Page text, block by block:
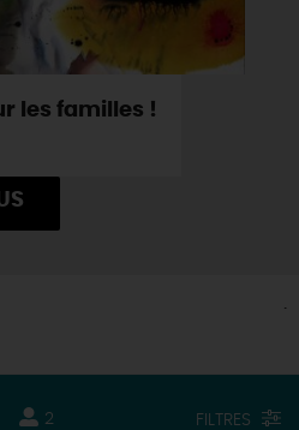
les familles !
2 FILTRES